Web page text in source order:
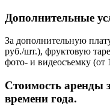
Дополнительные
За дополнительную
руб./шт.), фруктовую
фото- и видеосъемку (от
Стоимость аренды
времени года.